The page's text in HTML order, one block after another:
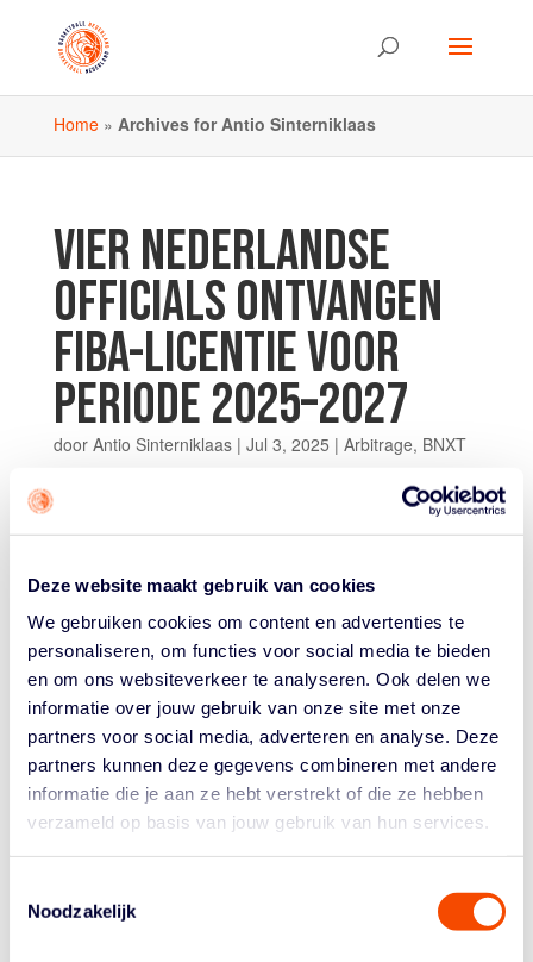
Deze website maakt gebruik van cookies
We gebruiken cookies om content en advertenties te
personaliseren, om functies voor social media te bieden
en om ons websiteverkeer te analyseren. Ook delen we
informatie over jouw gebruik van onze site met onze
partners voor social media, adverteren en analyse. Deze
partners kunnen deze gegevens combineren met andere
informatie die je aan ze hebt verstrekt of die ze hebben
verzameld op basis van jouw gebruik van hun services.
Noodzakelijk
Home» Archives for Antio Sinterniklaas
VIER NEDERLANDSE
OFFICIALS ONTVANGEN
FIBA-LICENTIE VOOR
PERIODE 2025–2027
door Antio Sinterniklaas| Jul 3, 2025 | Arbitrage, BNXT
De Nederlandse Basketball Bond is trots te mogen
melden dat vier Nederlandse officials door FIBA zijn
2027. Met deze erkenning bevestigt FIBA het
scheidsrechters en commissaris....
Historie
Bestuur En Commissies